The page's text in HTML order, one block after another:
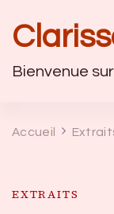
Bienvenue
Accueil
EXTRAITS